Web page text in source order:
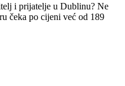
i prijatelje u Dublinu? Ne
čeka po cijeni već od 189